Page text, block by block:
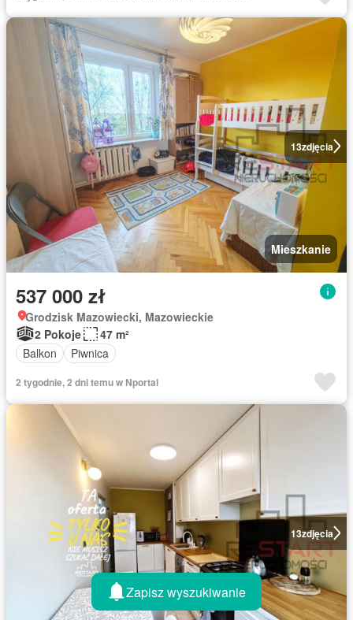
13zdjęcia
Mieszkanie
537 000 zł
Grodzisk Mazowiecki, Mazowieckie
2 Pokoje
47 m²
Balkon
Piwnica
2 tygodnie, 2 dni temu w Nportal
13zdjęcia
Zapisz wyszukiwanie